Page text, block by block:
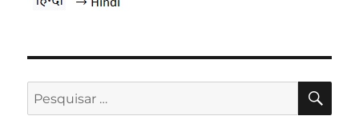
Pesquisar
por: